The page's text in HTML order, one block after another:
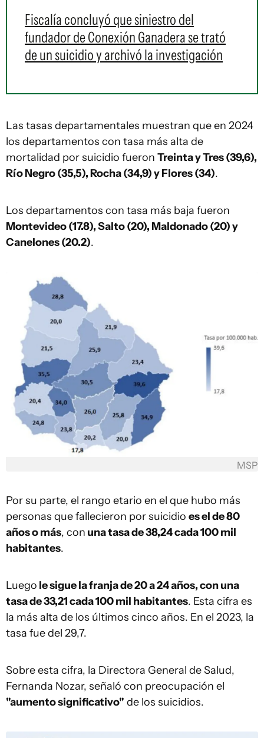
Fiscalía concluyó que siniestro del
fundador de Conexión Ganadera se trató
de un suicidio y archivó la investigación
Las tasas departamentales muestran que en 2024
los departamentos con tasa más alta de
mortalidad por suicidio fueron Treinta y Tres (39,6),
Río Negro (35,5), Rocha (34,9) y Flores (34).
Los departamentos con tasa más baja fueron
Montevideo (17.8), Salto (20), Maldonado (20) y
Canelones (20.2).
MSP
Por su parte, el rango etario en el que hubo más
personas que fallecieron por suicidio es el de 80
años o más, con una tasa de 38,24 cada 100 mil
habitantes.
Luego le sigue la franja de 20 a 24 años, con una
tasa de33,21 cada 100 mil habitantes. Esta cifra es
la más alta de los últimos cinco años. En el 2023, la
tasa fue del 29,7.
Sobre esta cifra, la Directora General de Salud,
Fernanda Nozar, señaló con preocupación el
"aumento significativo" de los suicidios.